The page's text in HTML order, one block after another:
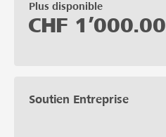
Plus disponible
CHF 1’000.00
Soutien Entreprise